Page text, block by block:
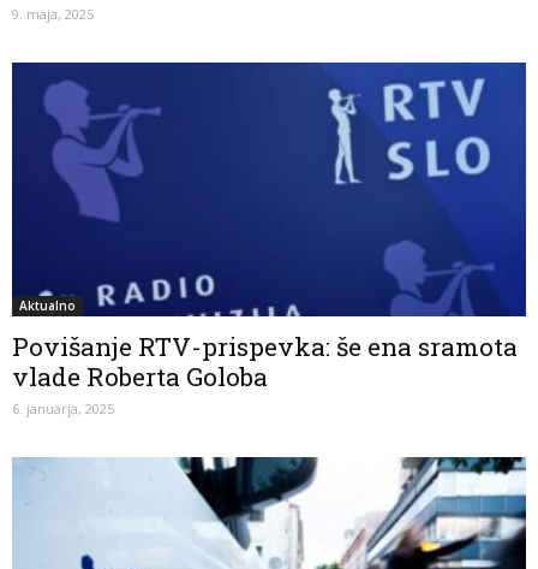
9. maja, 2025
Aktualno
Povišanje RTV-prispevka: še ena sramota
vlade Roberta Goloba
6. januarja, 2025